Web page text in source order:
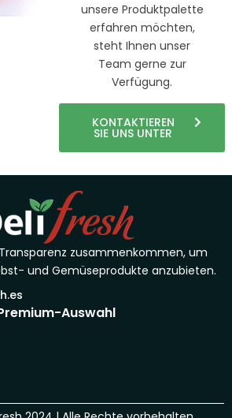
unsere Produktpalette
erfahren möchten,
steht Ihnen unser
Team gerne zur
Verfügung.
KONTAKTIEREN
SIE UNS UNTER
zusammenkommen, um
und Gemüseprodukte anzubieten.
Auswahl